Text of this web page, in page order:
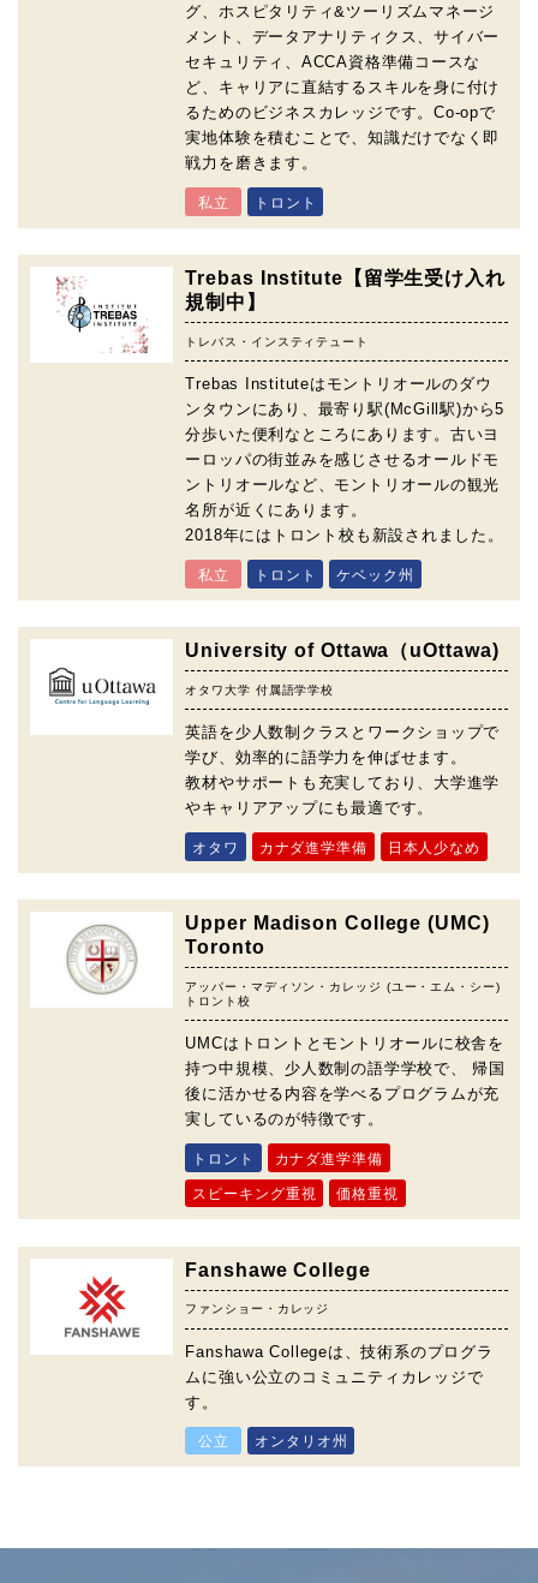
グ、ホスピタリティ&ツーリズムマネージ
メント、データアナリティクス、サイバー
セキュリティ、ACCA資格準備コースな
ど、キャリアに直結するスキルを身に付け
るためのビジネスカレッジです。Co-opで
実地体験を積むことで、知識だけでなく即
戦力を磨きます。
私立 トロント
Trebas Institute【留学生受け入れ
規制中】
トレバス・インスティテュート
Trebas Instituteはモントリオールのダウ
ンタウンにあり、最寄り駅(McGill駅)から5
分歩いた便利なところにあります。古いヨ
ーロッパの街並みを感じさせるオールドモ
ントリオールなど、モントリオールの観光
名所が近くにあります。
2018年にはトロント校も新設されました。
私立 トロント ケベック州
University of Ottawa（uOttawa)
オタワ大学 付属語学学校
英語を少人数制クラスとワークショップで
学び、効率的に語学力を伸ばせます。
教材やサポートも充実しており、大学進学
やキャリアアップにも最適です。
オタワ カナダ進学準備 日本人少なめ
Upper Madison College (UMC)
Toronto
アッパー・マディソン・カレッジ (ユー・エム・シー)
トロント校
UMCはトロントとモントリオールに校舎を
持つ中規模、少人数制の語学学校で、 帰国
後に活かせる内容を学べるプログラムが充
実しているのが特徴です。
トロント カナダ進学準備
スピーキング重視 価格重視
Fanshawe College
ファンショー・カレッジ
Fanshawa Collegeは、技術系のプログラ
ムに強い公立のコミュニティカレッジで
す。
公立 オンタリオ州